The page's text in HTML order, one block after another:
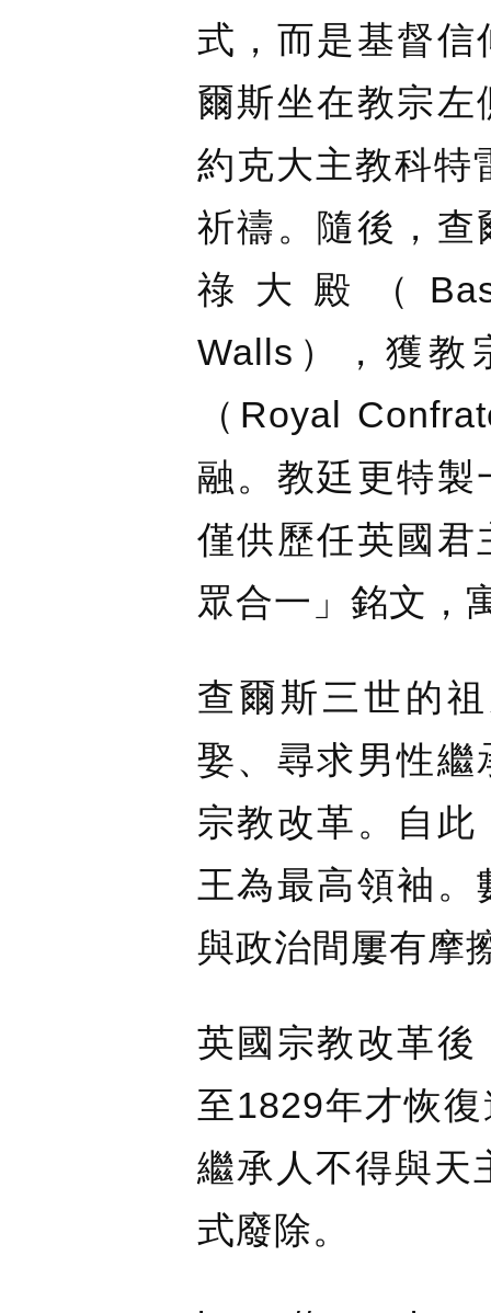
式，而是基督
爾斯坐在教宗
約克大主教科特
祈禱。隨後，查
祿大殿（
Walls），獲教
（Royal
融。教廷更特
僅供歷任英國君
眾合一」銘文，
查爾斯三世的
娶、尋求男性繼
宗教改革。自
王為最高領袖
與政治間屢有摩
英國宗教改革後
至1829年才恢
繼承人不得與天
式廢除。